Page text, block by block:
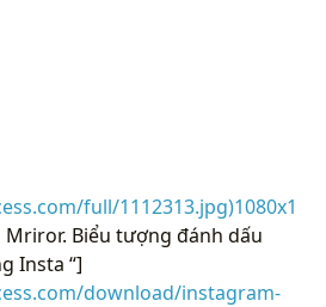
full/1112313.jpg)1080x1
Biểu tượng đánh dấu
Insta “]
download/instagram-